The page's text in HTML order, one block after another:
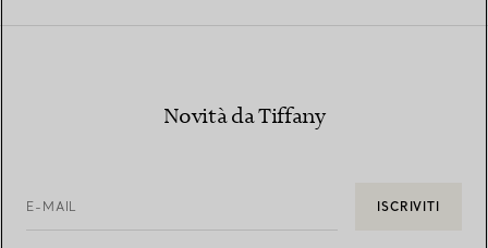
Novità da Tiffany
E-MAIL ISCRIVITI